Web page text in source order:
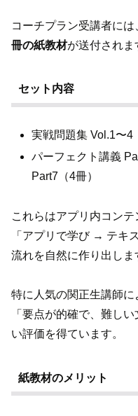
コーチプラン受講者に
冊の紙教材が送付されま
セット内容
実戦問題集 Vol.1〜4
パーフェクト講義
Part7（4冊）
これらはアプリ内コンテ
「アプリで学び → テキ
流れを自然に作り出しま
特に人気の関正生講師に
「要点が的確で、難し
い評価を得ています。
紙教材のメリット